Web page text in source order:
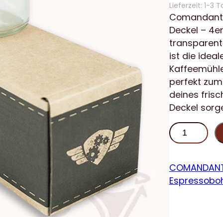
Lieferzeit: 1-3
Deckel –
ist die
perfekt
deines
Deckel
C
o
a
n